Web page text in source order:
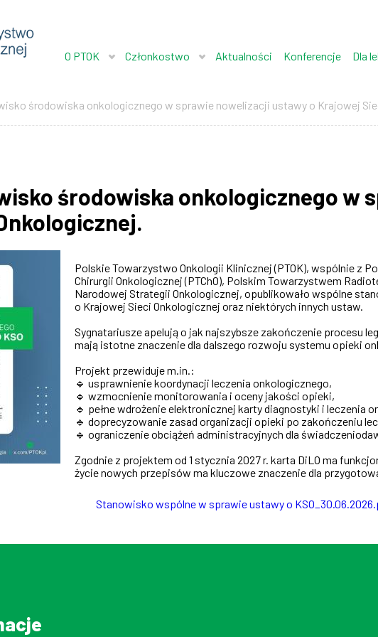
O PTOK Członkostwo Aktualności Konferencje Dla
środowiska onkologicznego w sprawie nowelizacji ustawy o Krajowej
środowiska onkologicznego w
Polskie Towarzystwo Onkologii Klinicznej (PTOK), wspólnie z
Chirurgii Onkologicznej (PTChO), Polskim Towarzystwem
Narodowej Strategii Onkologicznej, opublikowało wspólne
o Krajowej Sieci Onkologicznej oraz niektórych innych ustaw.
Sygnatariusze apelują o jak najszybsze zakończenie procesu
mają istotne znaczenie dla dalszego rozwoju systemu opieki
Projekt przewiduje m.in.:
🔹 usprawnienie koordynacji leczenia onkologicznego,
🔹 wzmocnienie monitorowania i oceny jakości opieki,
🔹 pełne wdrożenie elektronicznej karty diagnostyki i leczenia
🔹 doprecyzowanie zasad organizacji opieki po zakończeniu
🔹 ograniczenie obciążeń administracyjnych dla
Zgodnie z projektem od 1 stycznia 2027 r. karta DiLO ma
życie nowych przepisów ma kluczowe znaczenie dla
Stanowisko wspólne w sprawie ustawy o